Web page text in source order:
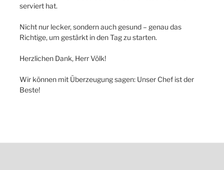
serviert hat.
Nicht nur lecker, sondern auch gesund – genau das
Richtige, um gestärkt in den Tag zu starten.
Herzlichen Dank, Herr Völk!
Wir können mit Überzeugung sagen: Unser Chef ist der
Beste!